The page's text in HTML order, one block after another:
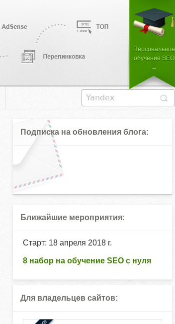
Персональное
обучение SEO
→
Подписка на обновления блога:
Ближайшие мероприятия:
Старт: 18 апреля 2018 г.
8 набор на обучение SEO с нуля
Для владельцев сайтов: